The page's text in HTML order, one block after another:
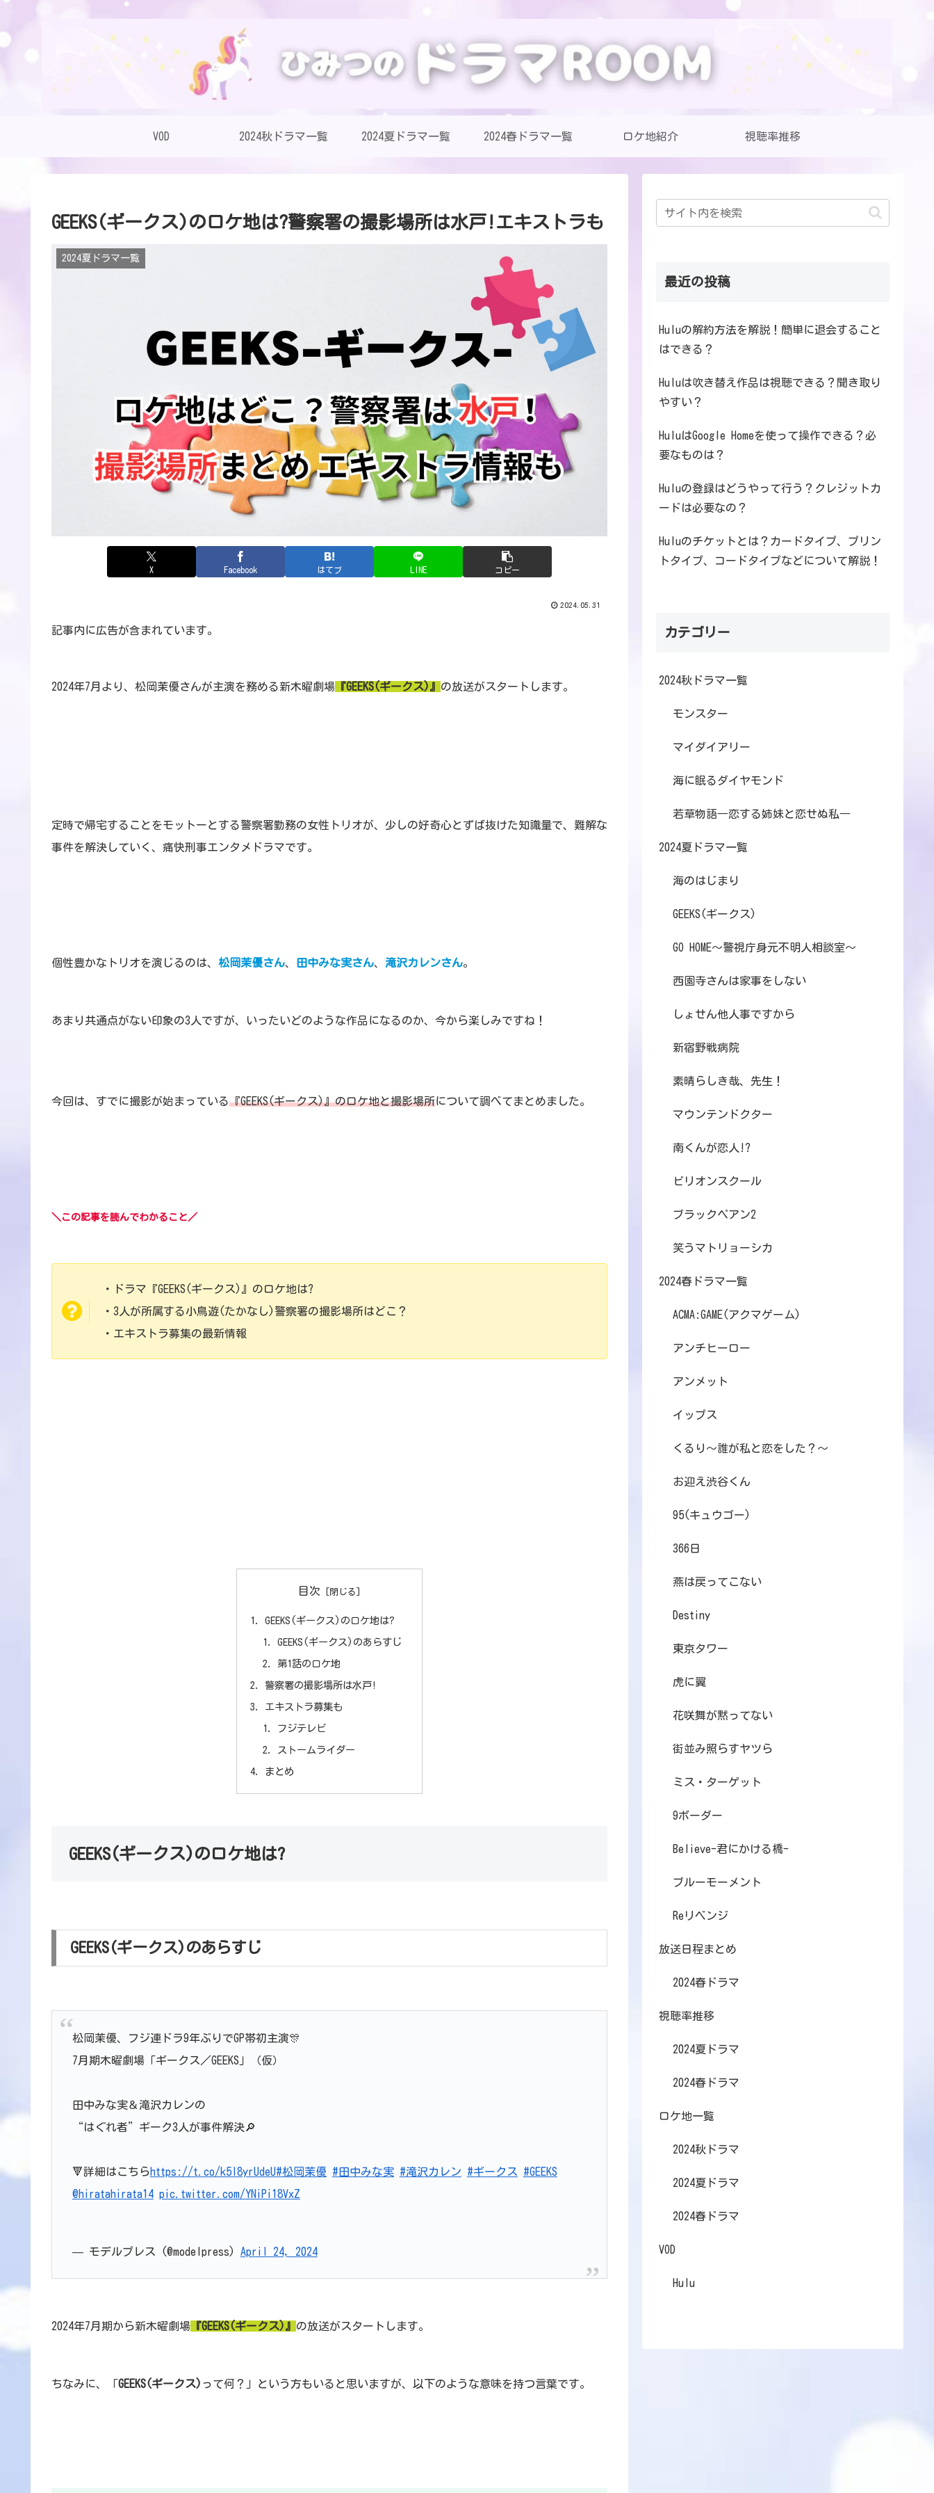
VOD 2024秋ドラマ一覧 2024夏ドラマ一覧 2024春ドラマ一覧 ロケ地紹介 視聴率推移
GEEKS(ギークス)のロケ地は?警察署の撮影場所は水戸!エキストラも
2024夏ドラマ一覧
X Facebook はてブ LINE コピー
2024.05.31
記事内に広告が含まれています。
2024年7月より、松岡茉優さんが主演を務める新木曜劇場 『GEEKS(ギークス)』 の放送がスタートします。
定時で帰宅することをモットーとする警察署勤務の女性トリオが、少しの好奇心とずば抜けた知識量で、難解な
事件を解決していく、痛快刑事エンタメドラマです。
個性豊かなトリオを演じるのは、 松岡茉優さん、 田中みな実さん、 滝沢カレンさん。
あまり共通点がない印象の3人ですが、いったいどのような作品になるのか、今から楽しみですね！
今回は、すでに撮影が始まっている『GEEKS(ギークス)』のロケ地と撮影場所について調べてまとめました。
＼この記事を読んでわかること／
・ドラマ『GEEKS(ギークス)』のロケ地は?
・3人が所属する小鳥遊(たかなし)警察署の撮影場所はどこ？
・エキストラ募集の最新情報
目次
GEEKS(ギークス)のロケ地は?
GEEKS(ギークス)のあらすじ
第1話のロケ地
警察署の撮影場所は水戸!
エキストラ募集も
フジテレビ
ストームライダー
まとめ
GEEKS(ギークス)のロケ地は?
GEEKS(ギークス)のあらすじ
松岡茉優、フジ連ドラ9年ぶりでGP帯初主演🎊
7月期木曜劇場「ギークス／GEEKS」（仮）
田中みな実＆滝沢カレンの
“はぐれ者”ギーク3人が事件解決🔎
🔻詳細はこちらhttps://t.co/k5I8yrUdeU#松岡茉優 #田中みな実 #滝沢カレン #ギークス
#GEEKS
@hiratahirata14 pic.twitter.com/YNiPi18VxZ
— モデルプレス (@modelpress) April 24, 2024
2024年7月期から新木曜劇場 『GEEKS(ギークス)』 の放送がスタートします。
ちなみに、「GEEKS(ギークス) って何？」という方もいると思いますが、以下のような意味を持つ言葉です。
最近の投稿
Huluの解約方法を解説！簡単に退会すること
はできる？
Huluは吹き替え作品は視聴できる？聞き取り
やすい？
HuluはGoogle Homeを使って操作できる？必
要なものは？
Huluの登録はどうやって行う？クレジットカ
ードは必要なの？
Huluのチケットとは？カードタイプ、プリン
トタイプ、コードタイプなどについて解説！
カテゴリー
2024秋ドラマ一覧
モンスター
マイダイアリー
海に眠るダイヤモンド
若草物語―恋する姉妹と恋せぬ私―
2024夏ドラマ一覧
海のはじまり
GEEKS(ギークス)
GO HOME～警視庁身元不明人相談室～
西園寺さんは家事をしない
しょせん他人事ですから
新宿野戦病院
素晴らしき哉、先生！
マウンテンドクター
南くんが恋人!?
ビリオンスクール
ブラックペアン2
笑うマトリョーシカ
2024春ドラマ一覧
ACMA:GAME(アクマゲーム)
アンチヒーロー
アンメット
イップス
くるり～誰が私と恋をした？～
お迎え渋谷くん
95(キュウゴー)
366日
燕は戻ってこない
Destiny
東京タワー
虎に翼
花咲舞が黙ってない
街並み照らすヤツら
ミス・ターゲット
9ボーダー
Believe-君にかける橋-
ブルーモーメント
Reリベンジ
放送日程まとめ
2024春ドラマ
視聴率推移
2024夏ドラマ
2024春ドラマ
ロケ地一覧
2024秋ドラマ
2024夏ドラマ
2024春ドラマ
VOD
Hulu